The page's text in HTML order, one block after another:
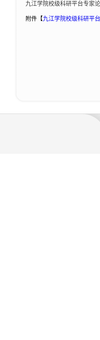
九江学院校级科研平台专家
附件【九江学院校级科研平